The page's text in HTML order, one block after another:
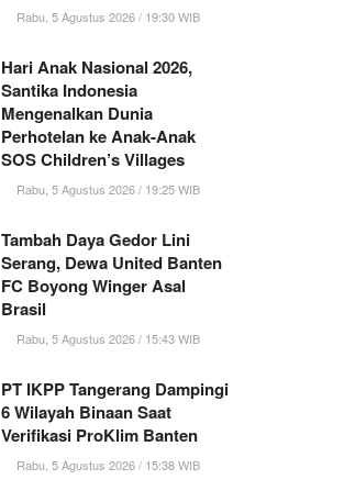
Rabu, 5 Agustus 2026 / 19:30 WIB
Hari Anak Nasional 2026,
Santika Indonesia
Mengenalkan Dunia
Perhotelan ke Anak-Anak
SOS Children’s Villages
Rabu, 5 Agustus 2026 / 19:25 WIB
Tambah Daya Gedor Lini
Serang, Dewa United Banten
FC Boyong Winger Asal
Brasil
Rabu, 5 Agustus 2026 / 15:43 WIB
PT IKPP Tangerang Dampingi
6 Wilayah Binaan Saat
Verifikasi ProKlim Banten
Rabu, 5 Agustus 2026 / 15:38 WIB